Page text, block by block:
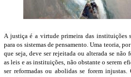
A justiça é a virtude primeira das instituições
para os sistemas de pensamento. Uma teoria,
que seja, deve ser rejeitada ou alterada se não
as leis e as ins­tituições, não obstante o serem
ser reformadas ou abolidas se forem injustas.